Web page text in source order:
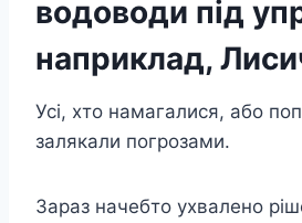
водоводи під
наприклад,
Усі, хто намагалися, або
залякали погрозами.
Зараз начебто ухвалено